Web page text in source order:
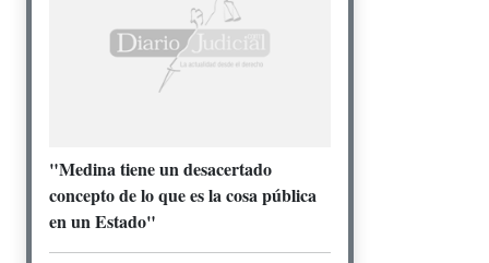
"Medina tiene un desacertado
concepto de lo que es la cosa pública
en un Estado"